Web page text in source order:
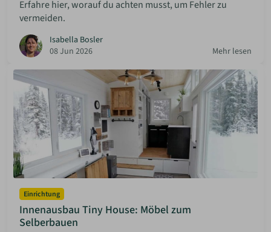
Erfahre hier, worauf du achten musst, um Fehler zu
vermeiden.
Isabella Bosler
08 Jun 2026
Mehr lesen
Einrichtung
Innenausbau Tiny House: Möbel zum
Selberbauen